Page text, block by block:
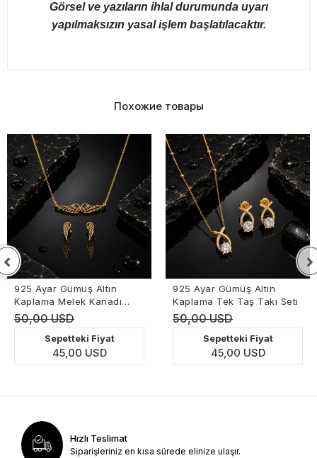
Görsel ve yazıların ihlal durumunda uyarı
yapılmaksızın yasal işlem başlatılacaktır.
Похожие товары
925 Ayar Gümüş Altın
Kaplama Melek Kanadı
Takı Seti
50,00 USD
Sepetteki Fiyat
45,00 USD
925 Ayar Gümüş Altın
Kaplama Tek Taş Takı Seti
50,00 USD
Sepetteki Fiyat
45,00 USD
Hızlı Teslimat
Siparişleriniz en kısa sürede elinize ulaşır.